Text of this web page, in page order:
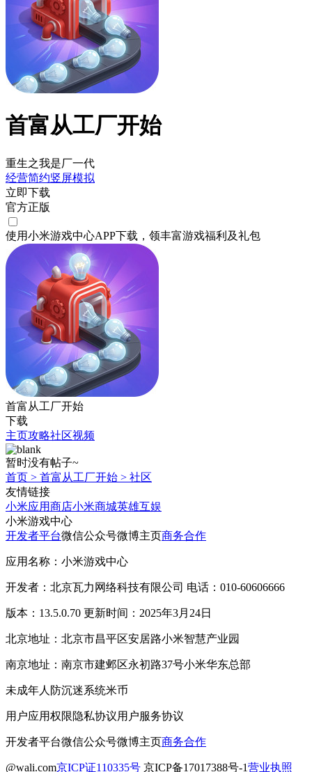
首富从工厂开始
重生之我是厂一代
经营简约竖屏模拟
立即下载
官方正版
使用小米游戏中心APP下载 ，领丰富游戏福利 及礼包
首富从工厂开始
下载
主页攻略社区视频
暂时没有帖子~
首页 > 首富从工厂开始 > 社区
友情链接
小米应用商店小米商城英雄互娱
小米游戏中心
开发者平台微信公众号微博主页商务合作
应用名称：小米游戏中心
开发者：北京瓦力网络科技有限公司 电话：010-60606666
版本：13.5.0.70 更新时间：2025年3月24日
北京地址：北京市昌平区安居路小米智慧产业园
南京地址：南京市建邺区永初路37号小米华东总部
未成年人防沉迷系统米币
用户应用权限隐私协议用户服务协议
开发者平台微信公众号微博主页商务合作
@wali.com京ICP证110335号 京ICP备17017388号-1营业执照